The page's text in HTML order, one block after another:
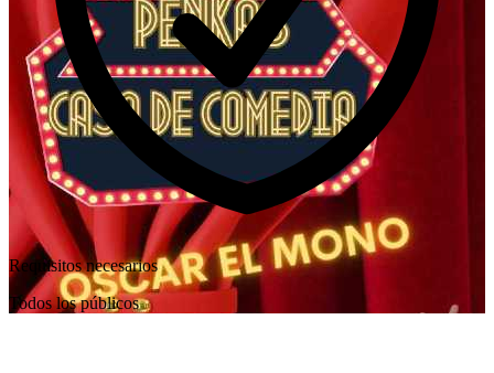
Requisitos necesarios
Todos los públicos